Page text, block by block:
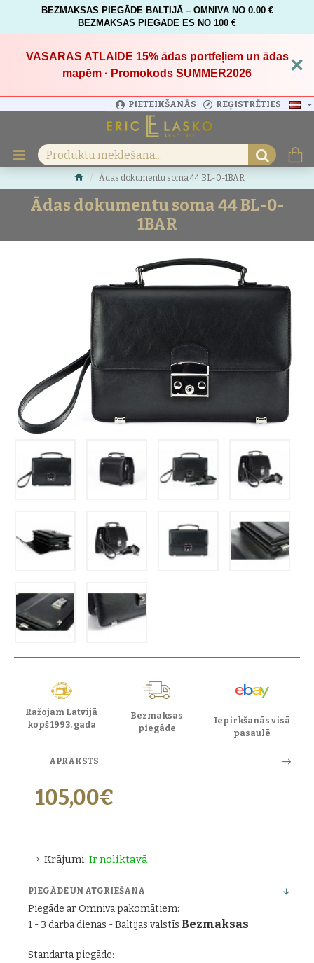
BEZMAKSAS PIEGĀDE BALTIJĀ – OMNIVA NO 0.00 €
BEZMAKSAS PIEGĀDE ES NO 100 €
VASARAS ATLAIDE 15%ādas portfeļiem un ādas
mapēm · Promokods SUMMER2026 ×
PIETEIKŠANĀS REĢISTRĒTIES
Ādas dokumentu soma 44 BL-0-1BAR
Ādas dokumentu soma 44 BL-0-
1BAR
Ražojam Latvijā
kopš 1993. gada
Bezmaksas
piegāde
Iepirkšanās visā
pasaulē
APRAKSTS
Krājumi: Ir noliktavā
105,00€
PIEGĀDE UN ATGRIEŠANA
Piegāde ar Omniva pakomātiem:
1 - 3 darba dienas - Baltijas valstīs Bezmaksas
Standarta piegāde: